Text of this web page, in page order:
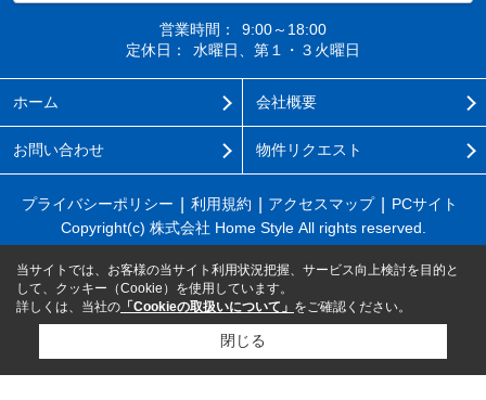
営業時間：
9:00～18:00
定休日：
水曜日、第１・３火曜日
ホーム 会社概要
お問い合わせ 物件リクエスト
プライバシーポリシー 利用規約 アクセスマップ
PCサイト
Copyright(c) 株式会社 Home Style All rights reserved.
当サイトでは、お客様の当サイト利用状況把握、サービス向上検討を目的と
して、クッキー（Cookie）を使用しています。
詳しくは、当社の 「Cookieの取扱いについて」 をご確認ください。
閉じる